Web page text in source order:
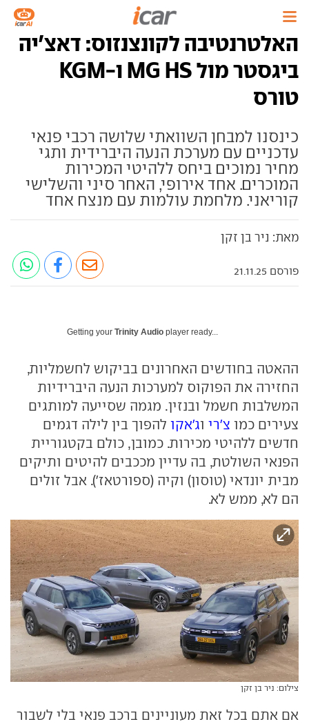
האלטרנטיבה לקונצנזוס: דאצ'יה
ביגסטר מול MG HS ו-KGM
טורס
כינסנו למבחן השוואתי שלושה רכבי פנאי
עדכניים עם מערכת הנעה היברידית ותגי
מחיר נמוכים ביחס ללהיטי המכירות
המוכרים. אחד אירופי, האחר סיני והשלישי
קוריאני. מלחמת עולמות עם מנצח אחד
מאת: ניר בן זקן
פורסם 21.11.25
Getting your Trinity Audio player ready...
ההאטה בחודשים האחרונים בביקוש לחשמליות,
החזירה את הפוקוס למערכות הנעה היברידיות
המשלבות חשמל ובנזין. מגמה שסייעה למותגים
צעירים כמו צ'רי וג'אקו להפוך בין לילה דגמים
חדשים ללהיטי מכירות. כמובן, כולם בקטגוריית
הפנאי השולטת, בה עדיין מככבים להיטים ותיקים
מבית יונדאי (טוסון) וקיה (ספורטאז'). אבל זולים
הם לא, ממש לא.
צילום: ניר בן זקן
אם אתם בכל זאת מעוניינים ברכב פנאי בלי לשבור